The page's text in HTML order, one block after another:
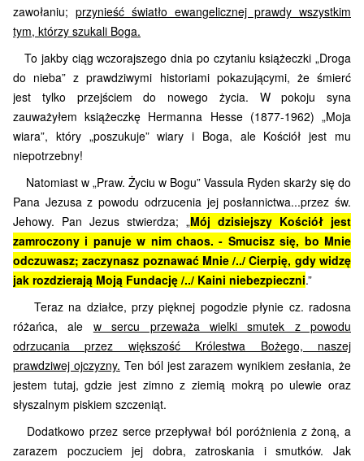
zawołaniu; przynieść światło ewangelicznej prawdy wszystkim
tym, którzy szukali Boga.
To jakby ciąg wczorajszego dnia po czytaniu książeczki „Droga
do nieba” z prawdziwymi historiami pokazującymi, że śmierć
jest tylko przejściem do nowego życia. W pokoju syna
zauważyłem książeczkę Hermanna Hesse (1877-1962) „Moja
wiara”, który „poszukuje” wiary i Boga, ale Kościół jest mu
niepotrzebny!
Natomiast w „Praw. Życiu w Bogu” Vassula Ryden skarży się do
Pana Jezusa z powodu odrzucenia jej posłannictwa...przez św.
Jehowy. Pan Jezus stwierdza; „Mój dzisiejszy Kościół jest
zamroczony i panuje w nim chaos. - Smucisz się, bo Mnie
odczuwasz; zaczynasz poznawać Mnie /../ Cierpię, gdy widzę
jak rozdzierają Moją Fundację /../ Kaini niebezpieczni.”
Teraz na działce, przy pięknej pogodzie płynie cz. radosna
różańca, ale w sercu przeważa wielki smutek z powodu
odrzucania przez większość Królestwa Bożego, naszej
prawdziwej ojczyzny. Ten ból jest zarazem wynikiem zesłania, że
jestem tutaj, gdzie jest zimno z ziemią mokrą po ulewie oraz
słyszalnym piskiem szczeniąt.
Dodatkowo przez serce przepływał ból poróżnienia z żoną, a
zarazem poczuciem jej dobra, zatroskania i smutków. Jak